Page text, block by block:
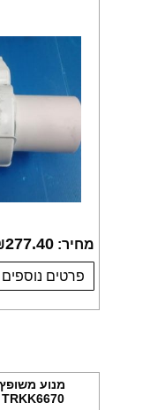
מחיר: 277.40
פרטים נוספים
מנוע
TRKK6670 ועוד דגמים, מקט M218